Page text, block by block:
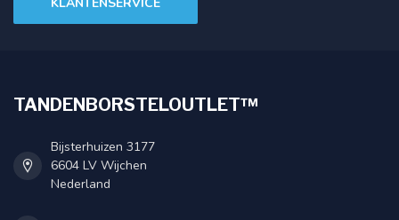
KLANTENSERVICE
TANDENBORSTELOUTLET™
Bijsterhuizen 3177
6604 LV Wijchen
Nederland